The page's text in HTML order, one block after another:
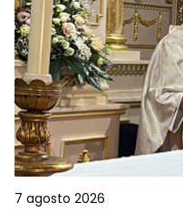
7 agosto 2026